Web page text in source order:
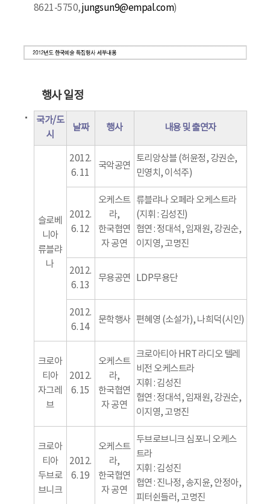
8621-5750,jungsun9@empal.com)
행사 일정
국가/도
시
날짜 행사 내용 및 출연자
슬로베
니아
류블랴
나
2012.
6. 11
국악공연
토리앙상블 (허윤정, 강권순,
민영치, 이석주)
2012.
6. 12
오케스트
라,
한국협연
자 공연
류블랴나 오페라 오케스트라
(지휘 : 김성진)
협연 : 정대석, 임재원, 강권순,
이지영, 고명진
2012.
6. 13
무용공연 LDP무용단
2012.
6. 14
문학행사 편혜영 (소설가), 나희덕(시인)
크로아
티아
자그레
브
2012.
6. 15
오케스트
라,
한국협연
자 공연
크로아티아 HRT 라디오 텔레
비전 오케스트라
지휘 : 김성진
협연 : 정대석, 임재원, 강권순,
이지영, 고명진
크로아
티아
두브로
브니크
2012.
6. 19
오케스트
라,
한국협연
자 공연
두브로브니크 심포니 오케스
트라
지휘 : 김성진
협연 : 진나정, 송지윤, 안정아,
피터쉰들러, 고명진